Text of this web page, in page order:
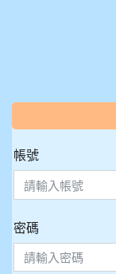
:::
帳號
密碼